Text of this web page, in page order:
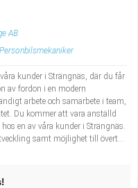
AB
kunder i Strängnäs, där du får
av fordon i en modern
arbete och samarbete i team,
Du kommer att vara anställd
en av våra kunder i Strängnäs.
samt möjlighet till övert...